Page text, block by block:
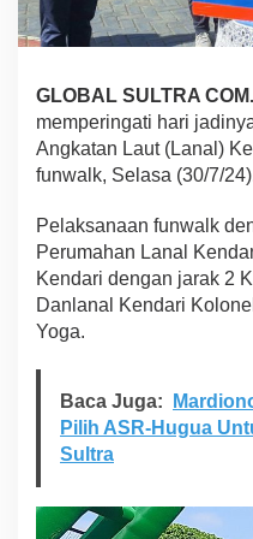
i
k
4
3
,
L
a
K
e
i
G
r
GLOBAL SULTRA
memperingati hari
Angkatan Laut (Lanal)
funwalk, Selasa (30/7/
Pelaksanaan funwalk
Perumahan Lanal
Kendari dengan jarak 2
Danlanal Kendari
Yoga.
Baca Juga:
Pilih ASR-Hugua
Sultra